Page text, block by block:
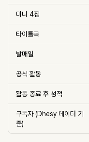
미니 4집
타이틀곡
발매일
공식 활동
활동 종료 후 성적
구독자 (Dhesy 데이터 기
준)